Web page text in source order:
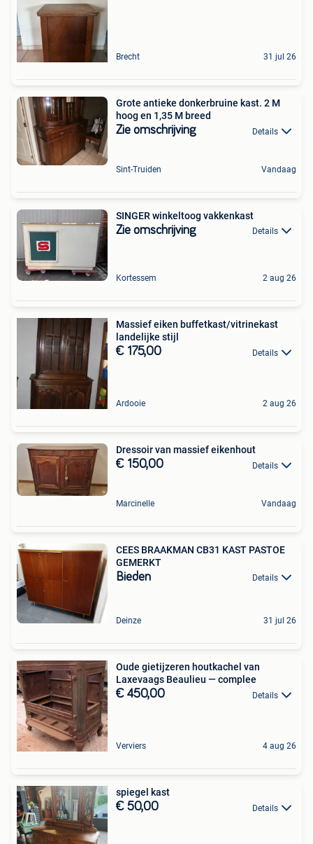
Brecht 31 jul 26
Grote antieke donkerbruine kast. 2 M
hoog en 1,35 M breed
Zie omschrijving Details
Sint-Truiden Vandaag
SINGER winkeltoog vakkenkast
Zie omschrijving Details
Kortessem 2 aug 26
Massief eiken buffetkast/vitrinekast
landelijke stijl
€ 175,00 Details
Ardooie 2 aug 26
Dressoir van massief eikenhout
€ 150,00 Details
Marcinelle Vandaag
CEES BRAAKMAN CB31 KAST PASTOE
GEMERKT
Bieden Details
Deinze 31 jul 26
Oude gietijzeren houtkachel van
Laxevaags Beaulieu — complee
€ 450,00 Details
Verviers 4 aug 26
spiegel kast
€ 50,00 Details